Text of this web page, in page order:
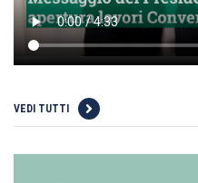
VEDI TUTTI